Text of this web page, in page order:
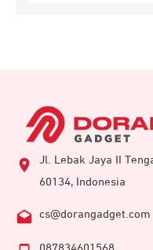
Jl. Lebak Jaya II
60134, Indonesia
cs@dorangadget.com